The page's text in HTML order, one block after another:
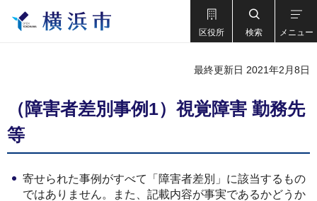
区役所 検索 メニュー
最終更新日 2021年2月8日
（障害者差別事例1）視覚障害 勤務先
等
寄せられた事例がすべて「障害者差別」に該当するもの
ではありません。また、記載内容が事実であるかどうか